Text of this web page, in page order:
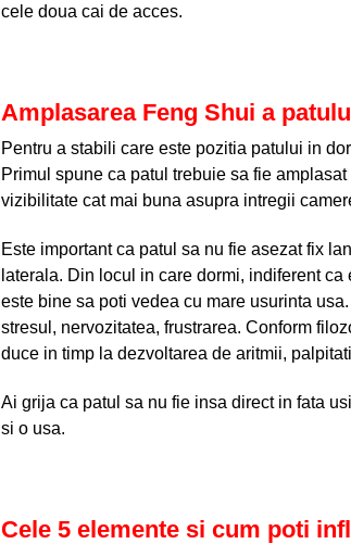
cele doua cai de acces.
Amplasarea Feng Shui a
Pentru a stabili care este pozitia patului in
Primul spune ca patul trebuie sa fie
vizibilitate cat mai buna asupra intregii
Este important ca patul sa nu fie asezat fix
laterala. Din locul in care dormi, indiferent
este bine sa poti vedea cu mare usurinta
stresul, nervozitatea, frustrarea. Conform
duce in timp la dezvoltarea de aritmii,
Ai grija ca patul sa nu fie insa direct in fata
si o usa.
Cele 5 elemente si cum poti